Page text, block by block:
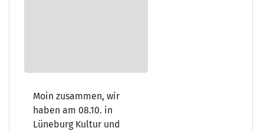
Moin zusammen, wir
haben am 08.10. in
Lüneburg Kultur und